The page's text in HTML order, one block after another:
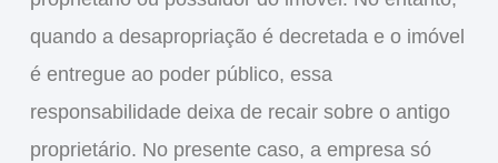
quando a desapropriaçãoé decretada e o imóvel
é entregue ao poder público, essa
responsabilidade deixa de recair sobre o antigo
proprietário. No presente caso, a empresa só